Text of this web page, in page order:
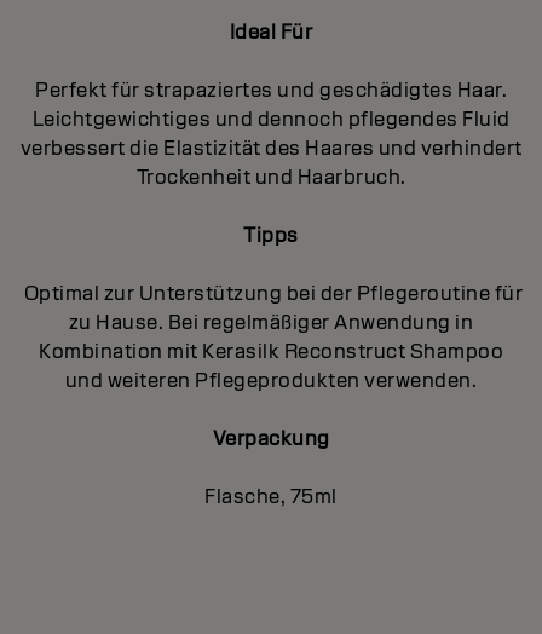
Ideal Für
Perfekt für strapaziertes und geschädigtes Haar.
Leichtgewichtiges und dennoch pflegendes Fluid
verbessert die Elastizität des Haares und verhindert
Trockenheit und Haarbruch.
Tipps
Optimal zur Unterstützung bei der Pflegeroutine für
zu Hause. Bei regelmäßiger Anwendung in
Kombination mit Kerasilk Reconstruct Shampoo
und weiteren Pflegeprodukten verwenden.
Verpackung
Flasche, 75ml